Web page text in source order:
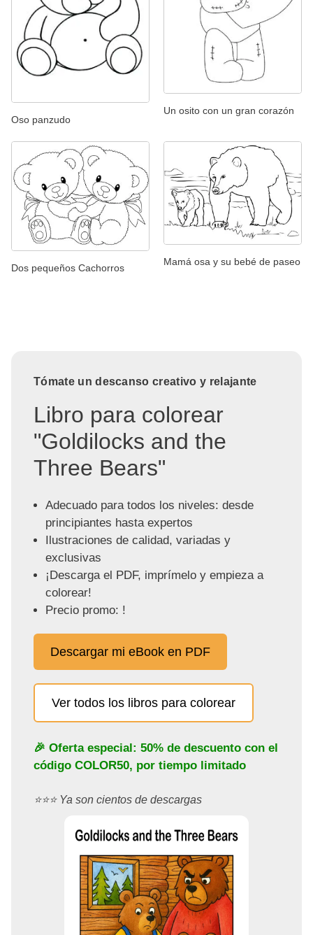
Oso panzudo
Un osito con un gran corazón
Dos pequeños Cachorros
Mamá osa y su bebé de paseo
Tómate un descanso creativo y relajante
Libro para colorear
"Goldilocks and the
Three Bears"
Adecuado para todos los niveles: desde
principiantes hasta expertos
Ilustraciones de calidad, variadas y
exclusivas
¡Descarga el PDF, imprímelo y empieza a
colorear!
Precio promo: !
Descargar mi eBook en PDF
Ver todos los libros para colorear
🎉 Oferta especial: 50% de descuento con el
código COLOR50, por tiempo limitado
⭐️⭐️⭐️ Ya son cientos de descargas